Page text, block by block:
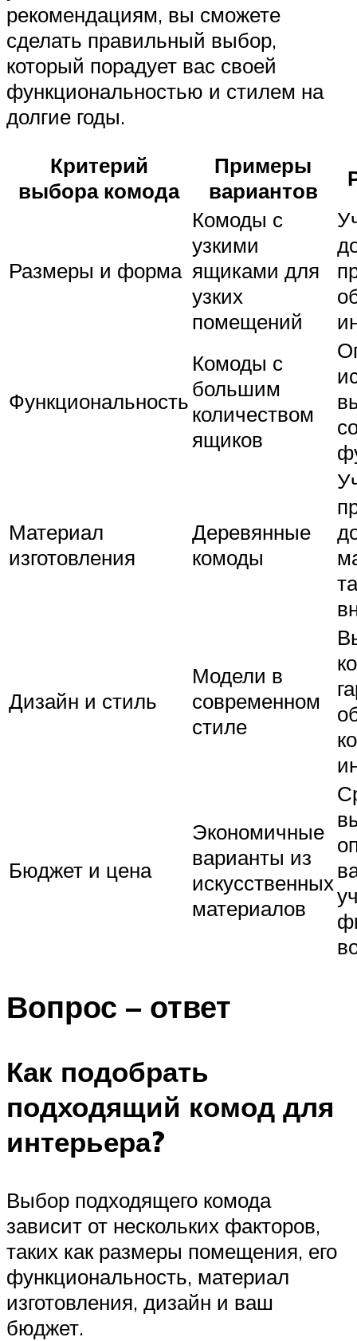
рекомендациям, вы сможете
сделать правильный выбор,
который порадует вас своей
функциональностью и стилем на
долгие годы.
Критерий
выбора комода
Примеры
вариантов
Размеры и форма
Комоды с
узкими
ящиками для
узких
помещений
Функциональность
Комоды с
большим
количеством
ящиков
Материал
изготовления
Деревянные
комоды
Дизайн и стиль
Модели в
современном
стиле
Бюджет и цена
Экономичные
варианты из
искусственных
материалов
Вопрос – ответ
Как подобрать
подходящий комод для
интерьера?
Выбор подходящего комода
зависит от нескольких факторов,
таких как размеры помещения, его
функциональность, материал
изготовления, дизайн и ваш
бюджет.